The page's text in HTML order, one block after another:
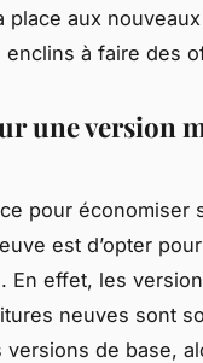
place aux
à faire des
une version
pour économiser
est d’opter
. En effet, les
neuves sont
de base,